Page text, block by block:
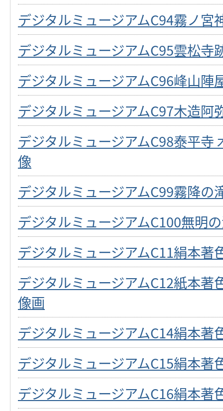
デジタルミュージアムC94霧ノ宮
デジタルミュージアムC95雲松寺
デジタルミュージアムC96峰山陣
デジタルミュージアムC97木造阿
デジタルミュージアムC98泰平寺
像
デジタルミュージアムC99霧降の
デジタルミュージアムC100無明
デジタルミュージアムC11絹本著
デジタルミュージアムC12紙本著
像画
デジタルミュージアムC14絹本著
デジタルミュージアムC15絹本著
デジタルミュージアムC16絹本著